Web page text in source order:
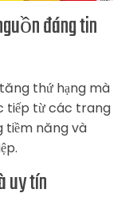
đáng tin
thứ hạng mà
tiếp từ các trang
tiềm năng và
uy tín